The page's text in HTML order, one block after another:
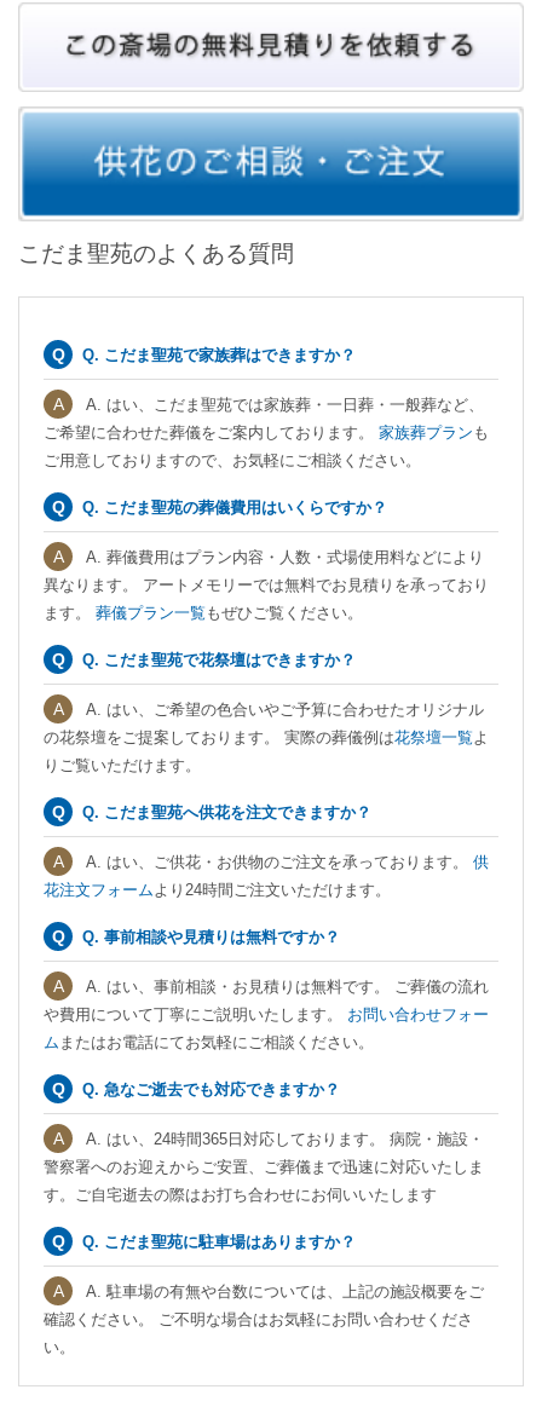
こだま聖苑のよくある質問
Q. こだま聖苑で家族葬はできますか？
A. はい、こだま聖苑では家族葬・一日葬・一般葬など、
ご希望に合わせた葬儀をご案内しております。 家族葬プラン も
ご用意しておりますので、お気軽にご相談ください。
Q. こだま聖苑の葬儀費用はいくらですか？
A. 葬儀費用はプラン内容・人数・式場使用料などにより
異なります。 アートメモリーでは無料でお見積りを承っており
ます。 葬儀プラン一覧 もぜひご覧ください。
Q. こだま聖苑で花祭壇はできますか？
A. はい、ご希望の色合いやご予算に合わせたオリジナル
の花祭壇をご提案しております。 実際の葬儀例は花祭壇一覧 よ
りご覧いただけます。
Q. こだま聖苑へ供花を注文できますか？
A. はい、ご供花・お供物のご注文を承っております。 供
花注文フォーム より24時間ご注文いただけます。
Q. 事前相談や見積りは無料ですか？
A. はい、事前相談・お見積りは無料です。 ご葬儀の流れ
や費用について丁寧にご説明いたします。 お問い合わせフォー
ム またはお電話にてお気軽にご相談ください。
Q. 急なご逝去でも対応できますか？
A. はい、24時間365日対応しております。 病院・施設・
警察署へのお迎えからご安置、ご葬儀まで迅速に対応いたしま
す。ご自宅逝去の際はお打ち合わせにお伺いいたします
Q. こだま聖苑に駐車場はありますか？
A. 駐車場の有無や台数については、上記の施設概要をご
確認ください。 ご不明な場合はお気軽にお問い合わせくださ
い。